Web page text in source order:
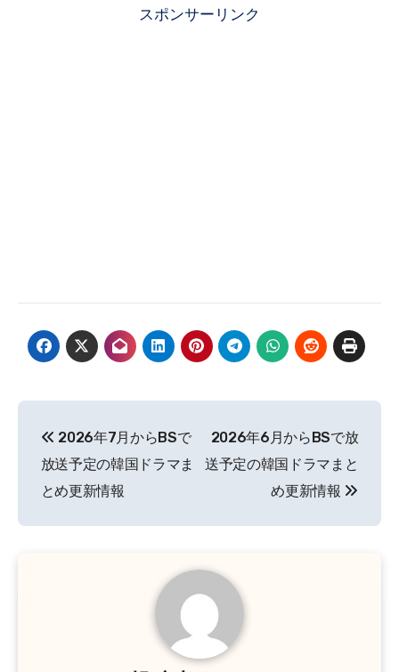
スポンサーリンク
稿
ナ
ビ
2026年7月からBSで
放送予定の韓国ドラマま
とめ更新情報
2026年6月からBSで放
送予定の韓国ドラマまと
め更新情報